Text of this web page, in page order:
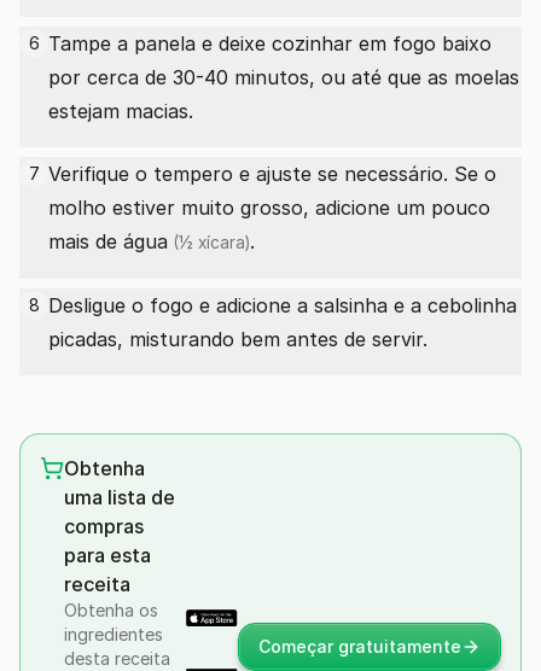
6 Tampe a panela e deixe cozinhar em fogo baixo
por cerca de 30-40 minutos, ou até que as moelas
estejam macias.
7 Verifique o tempero e ajuste se necessário. Se o
molho estiver muito grosso, adicione um pouco
mais de água (½ xícara).
8 Desligue o fogo e adicione a salsinha e a cebolinha
picadas, misturando bem antes de servir.
Obtenha
uma lista de
compras
para esta
receita
Obtenha os
ingredientes
desta receita
Começar gratuitamente